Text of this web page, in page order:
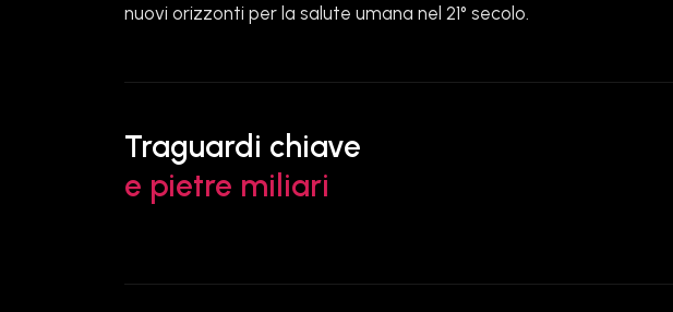
nuovi orizzonti per la salute umana nel 21° secolo.
Traguardi chiave
e pietre miliari